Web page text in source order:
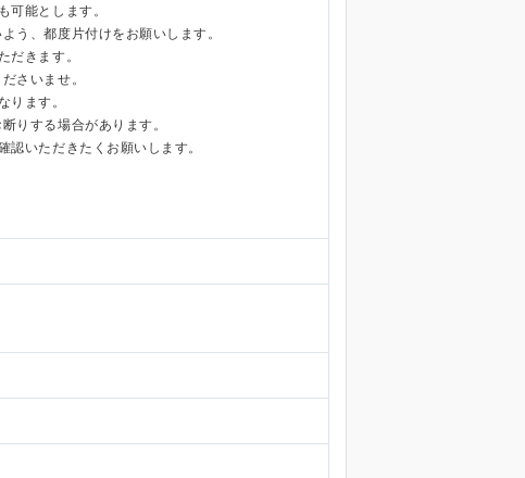
能とします。
、都度片付けをお願いします。
きます。
いませ。
ます。
する場合があります。
いただきたくお願いします。